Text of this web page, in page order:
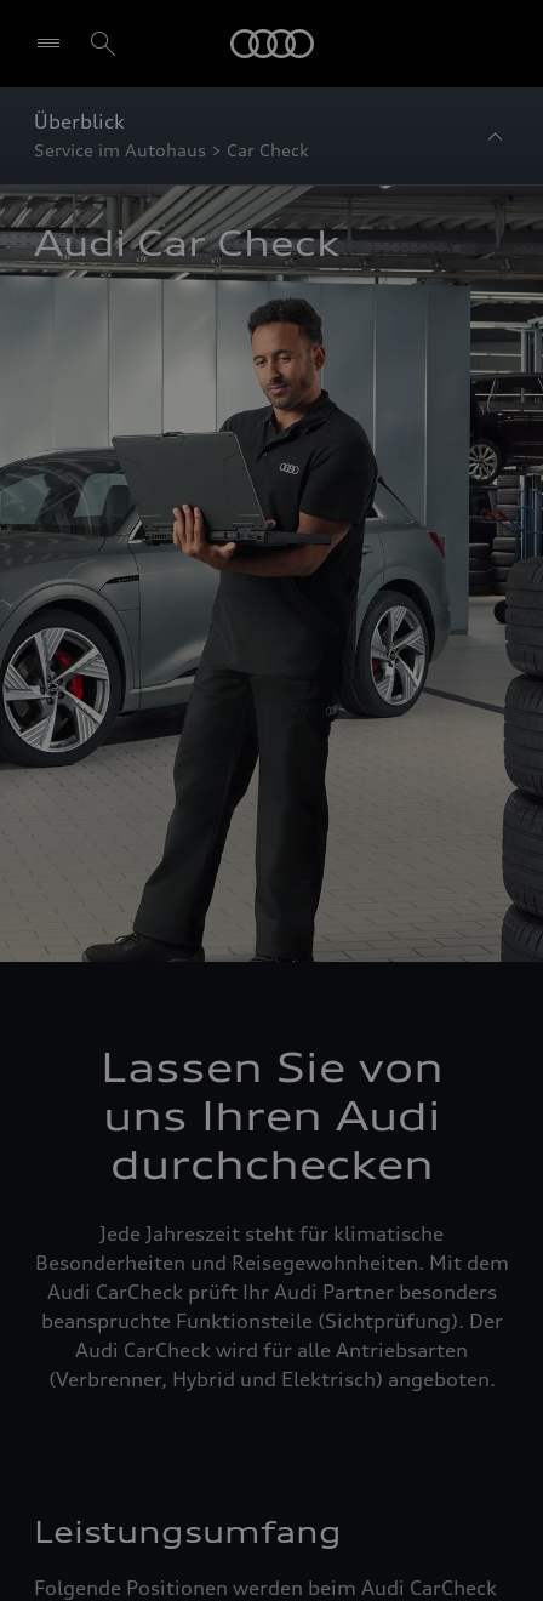
Überblick
Service im Autohaus > Car Check
Audi Car Check
Lassen Sie von
uns Ihren Audi
durchchecken
Jede Jahreszeit steht für klimatische
Besonderheiten und Reisegewohnheiten. Mit dem
Audi CarCheck prüft Ihr Audi Partner besonders
beanspruchte Funktionsteile (Sichtprüfung). Der
Audi CarCheck wird für alle Antriebsarten
(Verbrenner, Hybrid und Elektrisch) angeboten.
Leistungsumfang
Folgende Positionen werden beim Audi CarCheck